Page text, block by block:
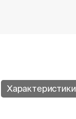
Характеристики